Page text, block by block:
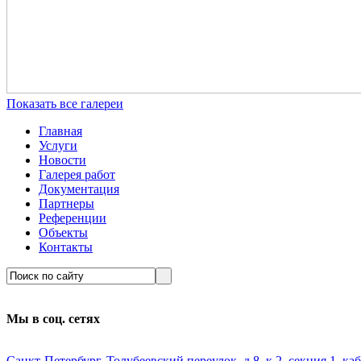
Показать все галереи
Главная
Услуги
Новости
Галерея работ
Документация
Партнеры
Референции
Объекты
Контакты
Мы в соц. сетях